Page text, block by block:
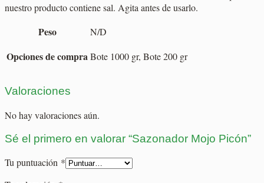
nuestro producto contiene sal. Agita antes de usarlo.
Peso N/D
Opciones de compraBote 1000 gr, Bote 200 gr
Valoraciones
No hay valoraciones aún.
Sé el primero en valorar “Sazonador Mojo Picón”
Tu puntuación *